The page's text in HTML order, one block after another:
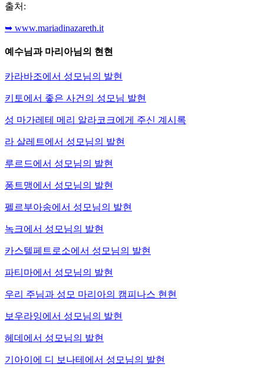
출처:
➥ www.mariadinazareth.it
예수님과 마리아님의 현현
카라바조에서 성모님의 발현
키토에서 좋은 사건의 성모님 발현
성 마가레테 메리 알라코크에게 주신 계시록
라 살레트에서 성모님의 발현
루르드에서 성모님의 발현
퐁트맹에서 성모님의 발현
펠르부아송에서 성모님의 발현
녹크에서 성모님의 발현
카스텔페트로소에서 성모님의 발현
파티마에서 성모님의 발현
우리 주님과 성모 마리아의 캠피나스 현현
보우라잉에서 성모님의 발현
헤데에서 성모님의 발현
기아이에 디 보나테에서 성모님의 발현